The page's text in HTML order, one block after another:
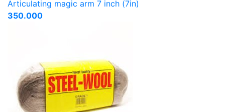
Articulating magic arm 7 inch (7in)
350.000